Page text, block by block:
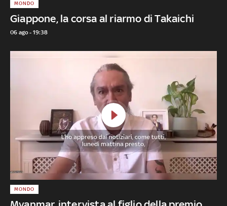
Giappone, la corsa al riarmo di Takaichi
MONDO
06 ago - 19:38
MONDO